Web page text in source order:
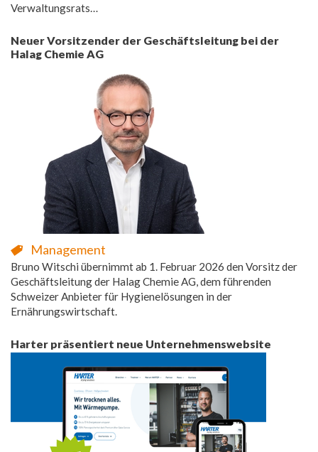
Verwaltungsrats…
Neuer Vorsitzender der Geschäftsleitung bei der
Halag Chemie AG
Management
Bruno Witschi übernimmt ab 1. Februar 2026 den Vorsitz der
Geschäftsleitung der Halag Chemie AG, dem führenden
Schweizer Anbieter für Hygienelösungen in der
Ernährungswirtschaft.
Harter präsentiert neue Unternehmenswebsite